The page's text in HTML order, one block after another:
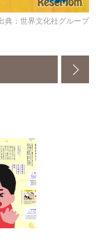
典：世界文化社グループ